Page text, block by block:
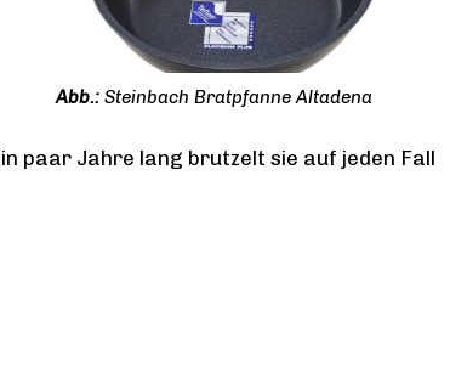
Steinbach Bratpfanne Altadena
paar Jahre lang brutzelt sie auf jeden Fall